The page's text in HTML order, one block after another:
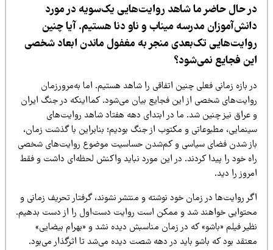
حال حاضر ما شاهد روایت‌هایی یک‌سویه در مورد
مدرسه میناب و ناو دنا هستیم. آیا چنین
تک‌بعدی منجر به مغفول ماندن ابعاد شخصی
فجایع نمی‌شود؟
بازه زمانی فعلی چنین اتفاقی را شاهد هستیم. اما به‌مرورزمان
شخصی از این فجایع بیان می‌شود. کمااینکه در جنگ ایران
عراق نیز چنین شد. ما در ابتدای دهه هفتاد شاهد روایت‌های
مطبوعاتی و مکتوب از جنگ بودیم؛ بنابراین با گذشت زمان،
شدن فضای سیاسی و کم‌شدن حساسیت موضوع روایت‌های شخصی
خود را پیدا کردند. در این مورد نباید واکنش لحظه‌ای داشت و فقط
را دید.
روایت‌ها در زمان خود نوشته و منتشر نشوند، گرفتار تحریف زمانی و
خواهند شد و ممکن است روایت دست‌اول را از دست بدهیم.
فیلم «باشو» که در زمان مناسبش دیده نشد و «بهرام بیضایی»
بود که باشو باید در دهه شصت دیده می‌شد تا اثرگذار می‌بود.